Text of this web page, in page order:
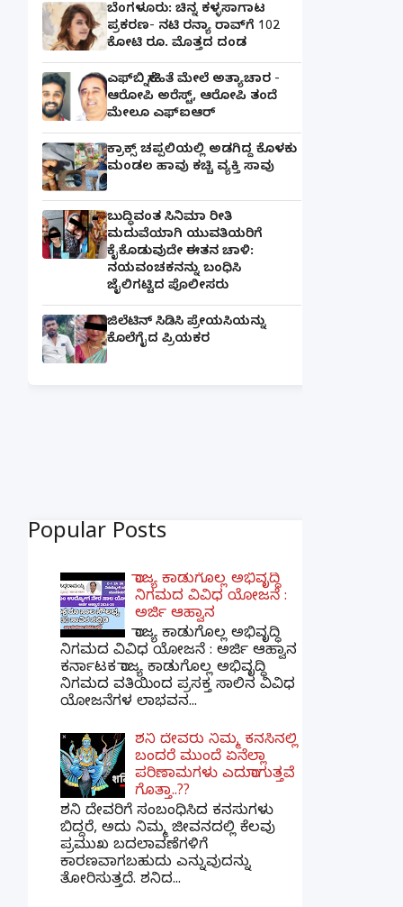
ಬೆಂಗಳೂರು: ಚಿನ್ನ ಕಳ್ಳಸಾಗಾಟ
ಪ್ರಕರಣ- ನಟಿ ರನ್ಯಾ ರಾವ್‌ಗೆ 102
ಕೋಟಿ ರೂ. ಮೊತ್ತದ ದಂಡ
ಎಫ್‌ಬಿ ಸ್ನೇಹಿತೆ ಮೇಲೆ ಅತ್ಯಾಚಾರ -
ಆರೋಪಿ ಅರೆಸ್ಟ್, ಆರೋಪಿ ತಂದೆ
ಮೇಲೂ ಎಫ್ಐಆರ್
ಕ್ರಾಕ್ಸ್ ಚಪ್ಪಲಿಯಲ್ಲಿ ಅಡಗಿದ್ದ ಕೊಳಕು
ಮಂಡಲ ಹಾವು ಕಚ್ಚಿ ವ್ಯಕ್ತಿ ಸಾವು
ಬುದ್ಧಿವಂತ ಸಿನಿಮಾ ರೀತಿ
ಮದುವೆಯಾಗಿ ಯುವತಿಯರಿಗೆ
ಕೈಕೊಡುವುದೇ ಈತನ ಚಾಳಿ:
ನಯವಂಚಕನನ್ನು ಬಂಧಿಸಿ
ಜೈಲಿಗಟ್ಟಿದ ಪೊಲೀಸರು
ಜಿಲೆಟಿನ್ ಸಿಡಿಸಿ ಪ್ರೇಯಸಿಯನ್ನು
ಕೊಲೆಗೈದ ಪ್ರಿಯಕರ
Popular Posts
ರಾಜ್ಯ ಕಾಡುಗೊಲ್ಲ ಅಭಿವೃದ್ಧಿ
ನಿಗಮದ ವಿವಿಧ ಯೋಜನೆ :
ಅರ್ಜಿ ಆಹ್ವಾನ
ರಾಜ್ಯ ಕಾಡುಗೊಲ್ಲ ಅಭಿವೃದ್ಧಿ
ನಿಗಮದ ವಿವಿಧ ಯೋಜನೆ : ಅರ್ಜಿ ಆಹ್ವಾನ
ಕರ್ನಾಟಕ ರಾಜ್ಯ ಕಾಡುಗೊಲ್ಲ ಅಭಿವೃದ್ಧಿ
ನಿಗಮದ ವತಿಯಿಂದ ಪ್ರಸಕ್ತ ಸಾಲಿನ ವಿವಿಧ
ಯೋಜನೆಗಳ ಲಾಭವನ...
ಶನಿ ದೇವರು ನಿಮ್ಮ ಕನಸಿನಲ್ಲಿ
ಬಂದರೆ ಮುಂದೆ ಏನೆಲ್ಲಾ
ಪರಿಣಾಮಗಳು ಎದುರಾಗುತ್ತವೆ
ಗೊತ್ತಾ..??
ಶನಿ ದೇವರಿಗೆ ಸಂಬಂಧಿಸಿದ ಕನಸುಗಳು
ಬಿದ್ದರೆ, ಅದು ನಿಮ್ಮ ಜೀವನದಲ್ಲಿ ಕೆಲವು
ಪ್ರಮುಖ ಬದಲಾವಣೆಗಳಿಗೆ
ಕಾರಣವಾಗಬಹುದು ಎನ್ನುವುದನ್ನು
ತೋರಿಸುತ್ತದೆ. ಶನಿದ...